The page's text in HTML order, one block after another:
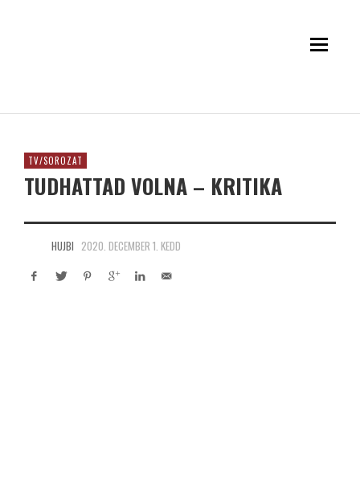
TV/SOROZAT
TUDHATTAD VOLNA – KRITIKA
HUJBI 2020. DECEMBER 1. KEDD